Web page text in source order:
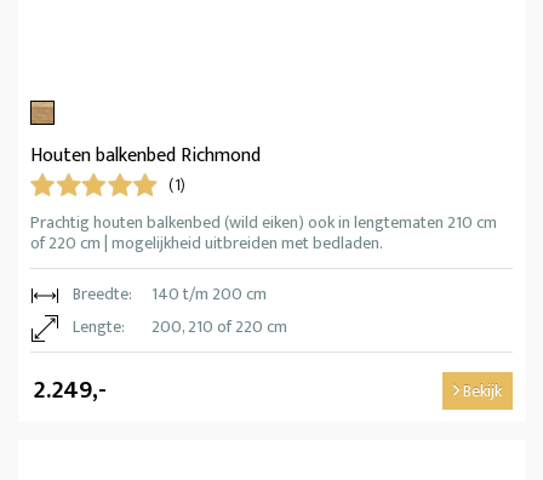
Houten balkenbed Richmond
(1)
Prachtig houten balkenbed (wild eiken) ook in lengtematen 210 cm
of 220 cm | mogelijkheid uitbreiden met bedladen.
Breedte:
140 t/m 200 cm
Lengte:
200, 210 of 220 cm
2.249,- Bekijk